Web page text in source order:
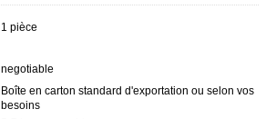
1 pièce
negotiable
Boîte en carton standard d'exportation ou selon vos
besoins